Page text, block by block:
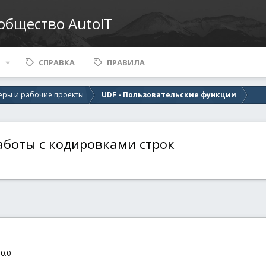
AutoIT
СПРАВКА ПРАВИЛА
и рабочие проекты UDF - Пользовательские функции
с кодировками строк